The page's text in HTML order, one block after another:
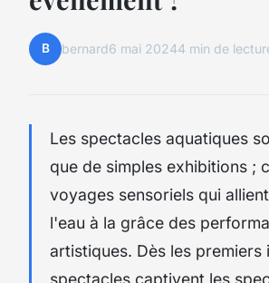
B bernard6 mai 20244 min de
Les spectacles aquatiques
que de simples exhibitions ;
voyages sensoriels qui
l'eau à la grâce des
artistiques. Dès les premiers
spectacles captivent les